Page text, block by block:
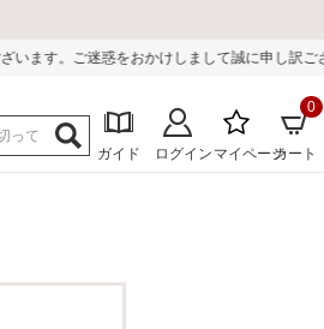
まして誠に申し訳ございません。
ガイド ログイン マイページカート
0